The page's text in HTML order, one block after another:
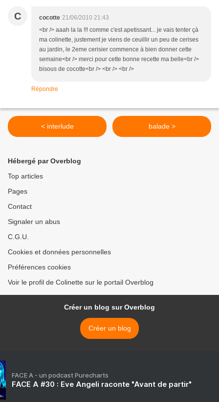
C cocotte 21/06/2010 21:43
<br /> aaah la la !!! comme c'est apetissant... je vais tenter çà
ma colinette, justement je viens de ceuillir un peu de cerises
au jardin, le 2eme cerisier commence à bien donner cette
semaine<br /> merci pour cette bonne recette ma belle<br />
bisous de cocotte<br /> <br /> <br />
Répondre
< interlude balade >
Hébergé par Overblog
Top articles
Pages
Contact
Signaler un abus
C.G.U.
Cookies et données personnelles
Préférences cookies
Voir le profil de Colinette sur le portail Overblog
Créer un blog sur Overblog
Créer un blog
FACE A - un podcast Purecharts
FACE A #30 : Eve Angeli raconte "Avant de partir"